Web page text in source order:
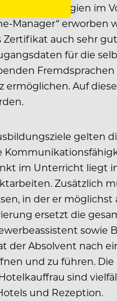
im
Manager“
auch sehr
für die
Auf
gelten
im Unterricht liegt
Zusätzlich
in der er
ersetzt die
sowie
Absolvent nach
und zu führen.
sind
und Rezeption.